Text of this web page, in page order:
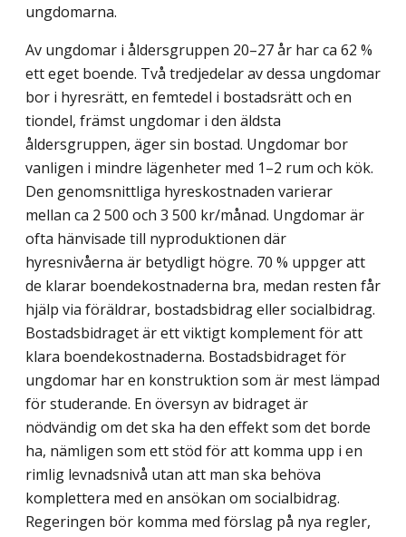
ungdomarna.
Av ungdomar i åldersgruppen 20–27 år har ca 62 %
ett eget boende. Två tredjedelar av dessa ungdomar
bor i hyresrätt, en femtedel i bostadsrätt och en
tiondel, främst ungdomar i den äldsta
åldersgruppen, äger sin bostad. Ungdomar bor
vanligen i mindre lägenheter med 1–2 rum och kök.
Den genomsnittliga hyreskostnaden varierar
mellan ca 2 500 och 3 500 kr/månad. Ungdomar är
ofta hänvisade till nyproduktionen där
hyresnivåerna är betydligt högre. 70 % uppger att
de klarar boendekostnaderna bra, medan resten får
hjälp via föräldrar, bostadsbidrag eller socialbidrag.
Bostads­bidraget är ett viktigt komplement för att
klara boendekostnaderna. Bostads­bidraget för
ungdomar har en konstruktion som är mest lämpad
för studeran­de. En översyn av bidraget är
nödvändig om det ska ha den effekt som det borde
ha, nämligen som ett stöd för att komma upp i en
rimlig levnadsnivå utan att man ska behöva
komplettera med en ansökan om socialbidrag.
Regeringen bör komma med förslag på nya regler,